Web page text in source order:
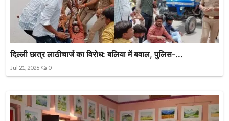
दिल्ली छात्र लाठीचार्ज का विरोध: बलिया में बवाल, पुलिस-...
Jul 21, 2026 0